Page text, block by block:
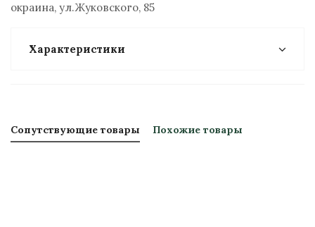
окраина, ул.Жуковского, 85
Характеристики
Сопутствующие товары Похожие товары